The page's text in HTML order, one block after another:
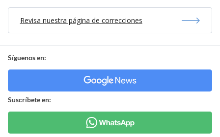
Revisa nuestra página de correcciones
Síguenos en:
Suscríbete en: